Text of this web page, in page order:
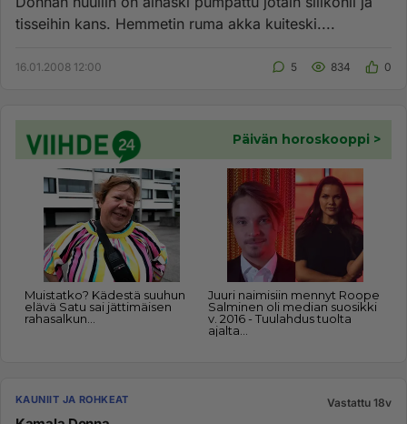
tisseihin kans. Hemmetin ruma akka kuiteski....
16.01.2008 12:00 5 834 0
KAUNIIT JA ROHKEAT Vastattu 18v